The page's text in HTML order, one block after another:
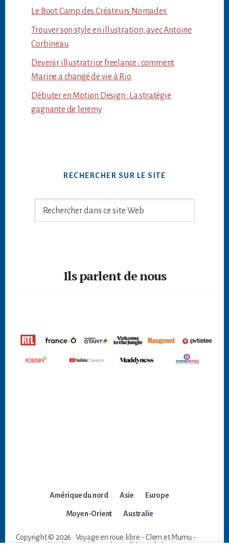
Le Boot Camp des Créateurs Nomades
Trouver son style en illustration, avec Antoine
Corbineau
Devenir illustratrice freelance : comment
Marine a changé de vie à Rio
Débuter en Motion Design : La stratégie
gagnante de Jeremy
RECHERCHER SUR LE SITE
Rechercher
Ils parlent de nous
Amérique du nord Asie Europe
Moyen-Orient Australie
Copyright © 2026 · Voyage en roue libre - Clem et Mumu -
Mentions légales et politique de confidentialité